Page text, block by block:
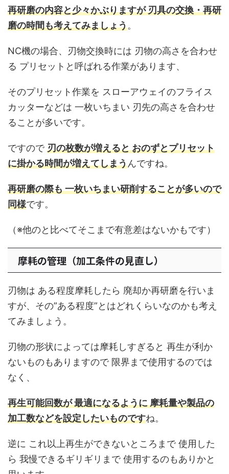
再研磨の内容と少々かぶりますが 刃具の交換・再研
磨の時間も考えてみましょう。
NC機の場合、刃物交換時には 刃物の高さを合わせ
る プリセットと呼ばれる作業があります、
そのプリセット作業を スローアウェイのフライス
カッターなどは 一枚いちまい 刃先の高さを合わせ
ることが多いです。
ですので刃の枚数が増えると おのずとプリセット
に掛かる時間が増えてしまうんですね。
再研磨の際も 一枚いちまい研削することが多いので
同様です。
（※他のと比べてそこまで有意差はないかもです）
摩耗の管理（加工条件の見直し）
刃物は ある程度摩耗したら 廃却か再研磨を行いま
すが、その”ある程度”とはどれくらいなのかも考え
てみましょう。
刃物の形状によっては摩耗しすぎると 再生が利か
ないものもありますので 限界まで使用するのでは
なく、
再生可能回数が 最適になるように 摩耗量や製品の
加工数などを設定したいものですね。
逆に これ以上再生ができないところまで 使用した
ら 我慢できるギリギリまで 使用するのもありかと